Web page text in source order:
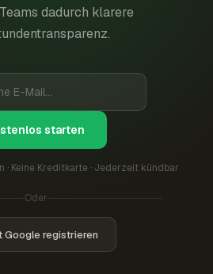
dadurch klarere
starten
· Keine Kreditkarte · Jederzeit kündbar
Oder
Google registrieren